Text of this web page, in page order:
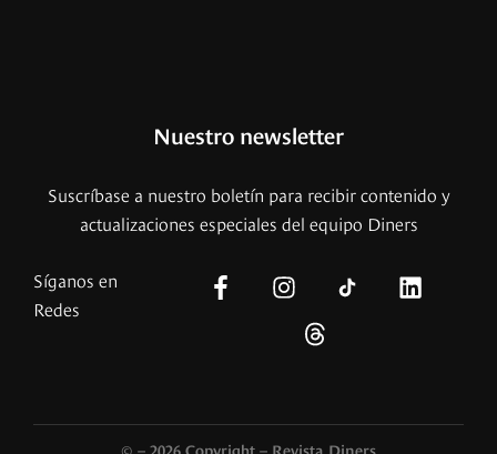
Nuestro newsletter
Suscríbase a nuestro boletín para recibir contenido y
actualizaciones especiales del equipo Diners
Síganos en
Redes
© – 2026 Copyright – Revista Diners